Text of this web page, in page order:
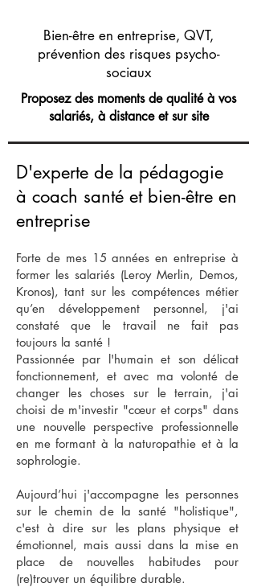
Bien-être en entreprise, QVT,
prévention des risques psycho-
sociaux
Proposez des moments de qualité à vos
salariés, à distance et sur site
D'experte de la pédagogie
à coach santé et bien-être en
entreprise
Forte de mes 15 années en entreprise à
former les salariés (Leroy Merlin, Demos,
Kronos), tant sur les compétences métier
qu’en développement personnel, j'ai
constaté que le travail ne fait pas
toujours la santé !
Passionnée par l'humain et son délicat
fonctionnement, et avec ma volonté de
changer les choses sur le terrain, j'ai
choisi de m'investir "cœur et corps" dans
une nouvelle perspective professionnelle
en me formant à la naturopathie et à la
sophrologie.
Aujourd’hui j'accompagne les personnes
sur le chemin de la santé "holistique",
c'est à dire sur les plans physique et
émotionnel, mais aussi dans la mise en
place de nouvelles habitudes pour
(re)trouver un équilibre durable.